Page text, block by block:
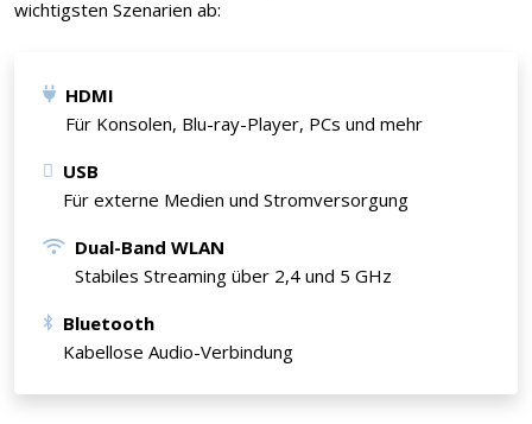
wichtigsten Szenarien ab:
HDMI
Für Konsolen, Blu-ray-Player, PCs und mehr
USB
Für externe Medien und Stromversorgung
Dual-Band WLAN
Stabiles Streaming über 2,4 und 5 GHz
Bluetooth
Kabellose Audio-Verbindung